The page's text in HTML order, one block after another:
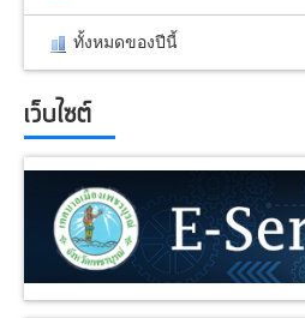
ทั้งหมดของปีนี้
เว็บไซต์